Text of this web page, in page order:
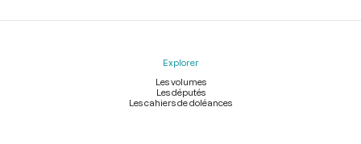
Explorer
Les volumes
Les députés
Les cahiers de doléances